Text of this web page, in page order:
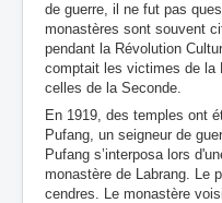
de guerre, il ne fut pas
monastères sont souvent
pendant la Révolution
comptait les victimes de la
celles de la Seconde.
En 1919, des temples ont
Pufang, un seigneur de
Pufang s’interposa lors
monastère de Labrang. Le
cendres. Le monastère